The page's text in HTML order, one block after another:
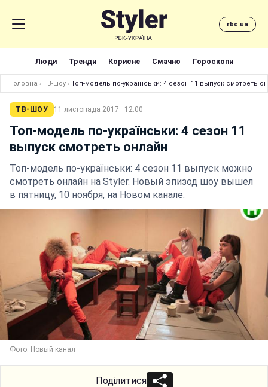
rbc.ua
Люди Тренди Корисне Смачно Гороскопи
Головна › ТВ-шоу › Топ-модель по-українськи: 4 сезон 11 выпуск смотреть
ТВ-ШОУ 11 листопада 2017 · 12:00
Топ-модель по-українськи: 4 сезон 11
выпуск смотреть онлайн
Топ-модель по-українськи: 4 сезон 11 выпуск можно
смотреть онлайн на Styler. Новый эпизод шоу вышел
в пятницу, 10 ноября, на Новом канале.
Фото: Новый канал
Поділитися